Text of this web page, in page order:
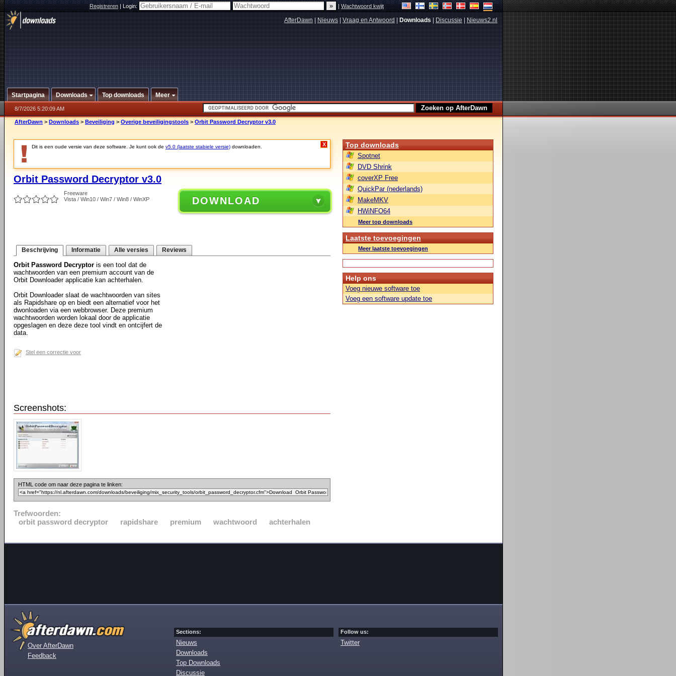
Registreren|Login: |Wachtwoord kwijt
AfterDawn Nieuws Vraag en Antwoord Downloads Discussie Nieuws2.nl
Startpagina Downloads Top downloads Meer
8/7/2026 5:20:09 AM
AfterDawn > Downloads > Beveiliging > Overige beveiligingstools > Orbit Password Decryptor v3.0
Dit is een oude versie van deze software. Je kunt ook de v5.0 (laatste stabiele versie) downloaden. X
Orbit Password Decryptor v3.0
Freeware
Vista / Win10 / Win7 / Win8 / WinXP
DOWNLOAD
Beschrijving Informatie Alle versies Reviews
Orbit Password Decryptor is een tool dat de
wachtwoorden van een premium account van de
Orbit Downloader applicatie kan achterhalen.
Orbit Downloader slaat de wachtwoorden van sites
als Rapidshare op en biedt een alternatief voor het
dwonloaden via een webbrowser. Deze premium
wachtwoorden worden lokaal door de applicatie
opgeslagen en deze deze tool vindt en ontcijfert de
data.
Stel een correctie voor
Screenshots:
HTML code om naar deze pagina te linken:
Trefwoorden:
orbit password decryptor
rapidshare premium wachtwoord achterhalen
Top downloads
Spotnet
DVD Shrink
coverXP Free
QuickPar (nederlands)
MakeMKV
HWiNFO64
Meer top downloads
Laatste toevoegingen
Meer laatste toevoegingen
Help ons
Voeg nieuwe software toe
Voeg een software update toe
Over AfterDawn
Feedback
Sections:
Nieuws
Downloads
Top Downloads
Discussie
Follow us:
Twitter